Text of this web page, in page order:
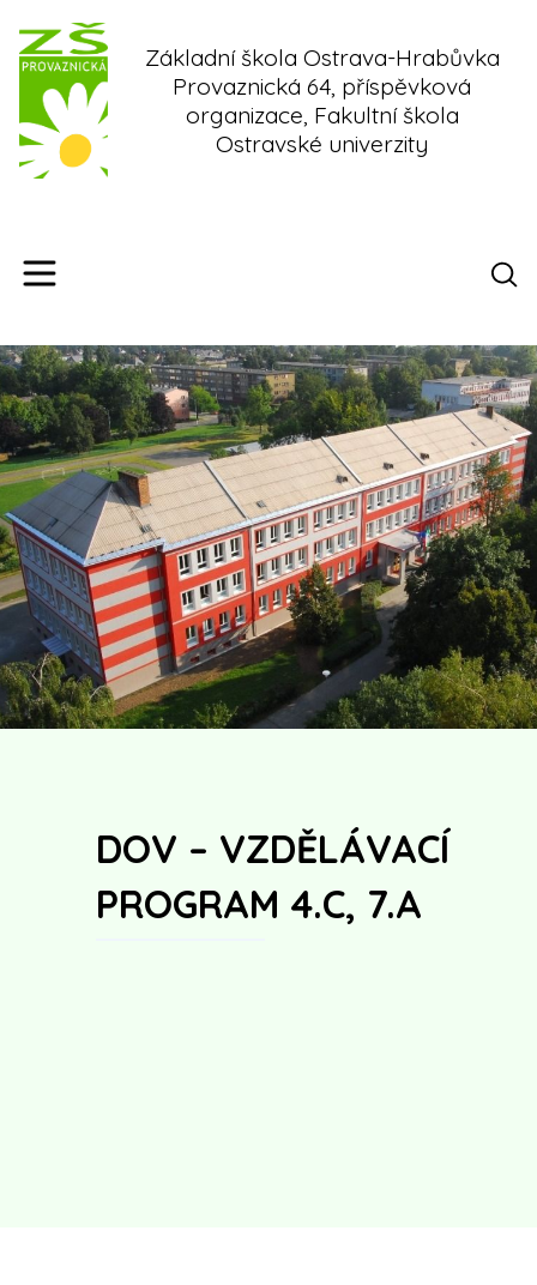
content
Základní škola Ostrava-Hrabůvka
Provaznická 64, příspěvková
organizace, Fakultní škola
Ostravské univerzity
DOV – VZDĚLÁVACÍ
PROGRAM 4.C, 7.A